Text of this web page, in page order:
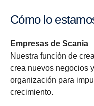
Cómo lo
Empresas de Scania
Nuestra función de
crea nuevos negocios
organización para
crecimiento.